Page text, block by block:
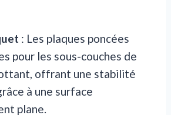
: Les plaques poncées
pour les sous-couches de
offrant une stabilité
à une surface
plane.